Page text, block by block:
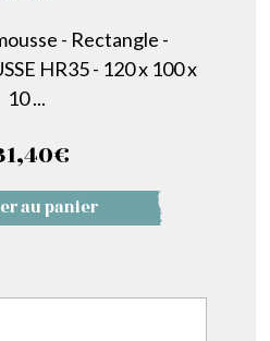
- Rectangle -
HR35 - 120 x 100 x
10 ...
€
au panier